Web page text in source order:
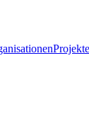
Projekte